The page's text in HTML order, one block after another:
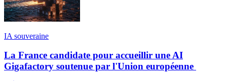
IA souveraine
La France candidate pour accueillir une AI
Gigafactory soutenue par l'Union européenne